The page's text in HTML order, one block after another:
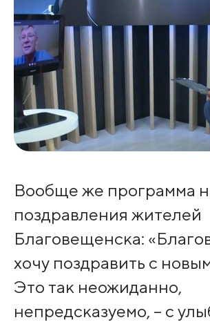
Вообще же программа
поздравления жителей
Благовещенска:
хочу поздравить с
Это так неожиданно,
непредсказуемо, – с